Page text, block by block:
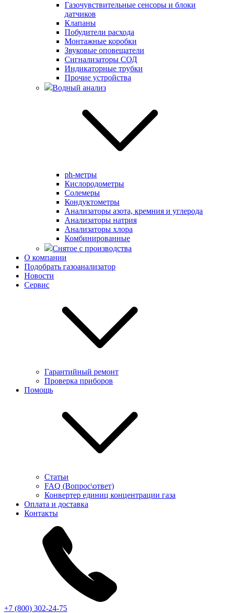
Газочувствительные сенсоры и блоки
датчиков
Клапаны
Побудители расхода
Монтажные коробки
Звуковые оповещатели
Сигнализаторы СОД
Индикаторные трубки
Прочие устройства
Водный анализ
ph-метры
Кислородометры
Солемеры
Кондуктометры
Анализаторы азота, кремния и углерода
Анализаторы натрия
Анализаторы хлора
Комбинированные
Снятое с производства
О компании
Подобрать газоанализатор
Новости
Сервис
Гарантийный ремонт
Проверка приборов
Помощь
Статьи
FAQ (Вопрос\ответ)
Конвертер единиц концентрации газа
Оплата и доставка
Контакты
+7 (800) 302-24-75